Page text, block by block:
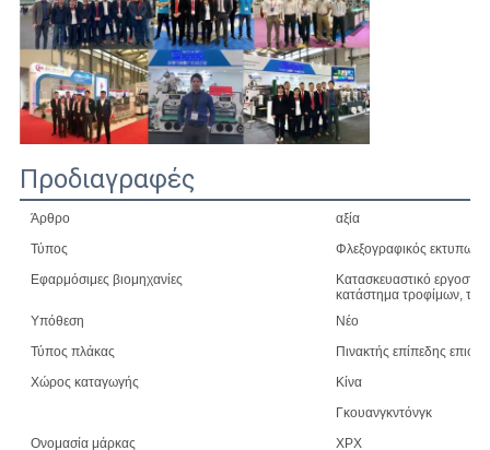
Προδιαγραφές
Άρθρο
αξία
Τύπος
Φλεξογραφικός
Εφαρμόσιμες βιομηχανίες
Κατασκευαστικό
κατάστημα τροφίμων,
Υπόθεση
Νέο
Τύπος πλάκας
Πινακτής επίπεδης
Χώρος καταγωγής
Κίνα
Γκουανγκντόνγκ
Ονομασία μάρκας
XPX